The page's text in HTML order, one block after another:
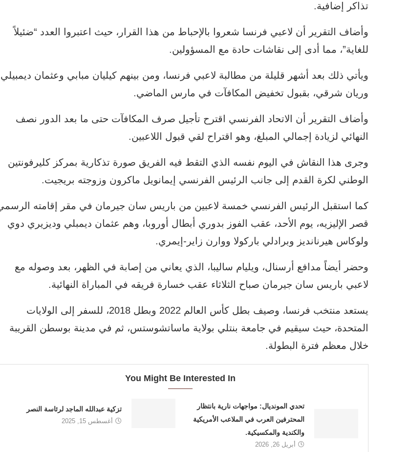
تذاكر إضافية.
وأضاف التقرير أن لاعبي فرنسا شعروا بالإحباط من هذا القرار، حيث اعتبروا العدد “ضئيلاً
للغاية”، مما أدى إلى نقاشات حادة مع المسؤولين.
ويأتي ذلك بعد أشهر قليلة من مطالبة لاعبي فرنسا، ومن بينهم كيليان مبابي وعثمان ديمبيلي
وريان شرقي، بقبول تخفيض المكافآت في مارس الماضي.
وأضاف التقرير أن الاتحاد الفرنسي اقترح تأجيل صرف المكافآت حتى ما بعد الدور نصف
النهائي لزيادة إجمالي المبلغ، وهو اقتراح لقي قبول اللاعبين.
وجرى هذا النقاش في اليوم نفسه الذي التقط فيه الفريق صورة تذكارية بمركز كليرفونتين
الوطني لكرة القدم إلى جانب الرئيس الفرنسي إيمانويل ماكرون وزوجته بريجيت.
كما استقبل الرئيس الفرنسي خمسة لاعبين من باريس سان جيرمان في مقر إقامته
قصر الإليزيه، يوم الأحد، عقب الفوز بدوري أبطال أوروبا، وهم عثمان ديمبلي وديزيري دوي
ولوكاس هيرنانديز وبرادلي باركولا ووارن زاير-إيمري.
وحضر أيضاً مدافع أرسنال، ويليام ساليبا، الذي يعاني من إصابة في الظهر، بعد وصوله مع
لاعبي باريس سان جيرمان صباح الثلاثاء عقب خسارة فريقه في المباراة النهائية.
يستعد منتخب فرنسا، وصيف بطل كأس العالم 2022 وبطل 2018، للسفر إلى الولايات
المتحدة، حيث سيقيم في جامعة بنتلي بولاية ماساتشوستس، ثم في مدينة بوسطن القريبة
خلال معظم فترة البطولة.
You Might Be Interested In
تحدي المونديال: مواجهات نارية بانتظار
المحترفين العرب في الملاعب الأمريكية
والكندية والمكسيكية.
أبريل 26, 2026
تزكية عبدالله الماجد لرئاسة النصر
أغسطس 15, 2025